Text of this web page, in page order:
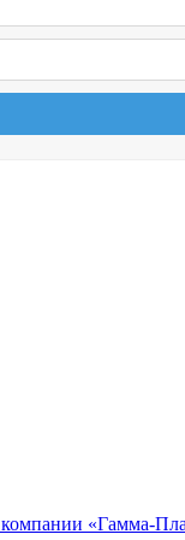
«Гамма-